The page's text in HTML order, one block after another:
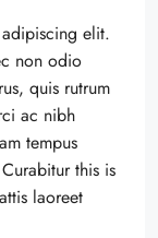
elit.
non odio
quis rutrum
ac nibh
tempus
this is
laoreet